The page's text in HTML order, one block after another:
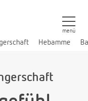
Hebamme
menü